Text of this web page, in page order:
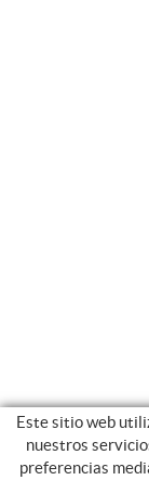
Este sitio web
nuestros
preferencias